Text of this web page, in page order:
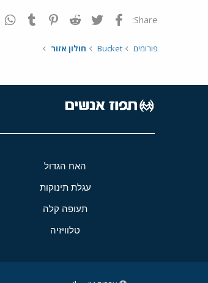
Share: פייסבוק Twitter
Reddit
Pinterest
Tumblr
פורומים Bucket חולון אזור
האח הגדול
עגלת תינוקות
תעופה קלה
טלוויזיה